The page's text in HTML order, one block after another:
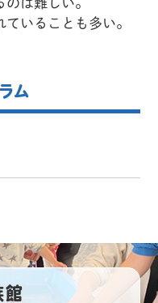
いることも多い。
ム
館